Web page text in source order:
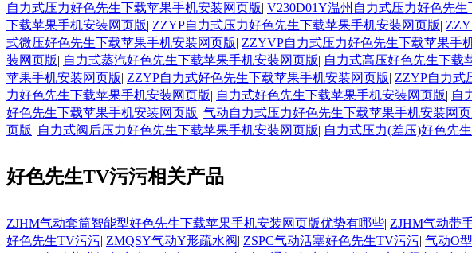
自力式压力好色先生下载苹果手机安装网页版| V230D01Y温州自力式压力好色先
下载苹果手机安装网页版| ZZYP自力式压力好色先生下载苹果手机安装网页版|
式微压好色先生下载苹果手机安装网页版| ZZYVP自力式压力好色先生下载苹果手
装网页版| 自力式蒸汽好色先生下载苹果手机安装网页版| 自力式高压好色先生下载
苹果手机安装网页版| ZZYP自力式好色先生下载苹果手机安装网页版| ZZYP自力式
力好色先生下载苹果手机安装网页版| 自力式好色先生下载苹果手机安装网页版| 自
好色先生下载苹果手机安装网页版| 气动自力式压力好色先生下载苹果手机安装网页
页版| 自力式阀后压力好色先生下载苹果手机安装网页版| 自力式压力(差压)好色先
好色先生TV污污相关产品
ZJHM气动套筒智能型好色先生下载苹果手机安装网页版优势有哪些| ZJHM气动带
好色先生TV污污| ZMQSY气动Y形疏水阀| ZSPC气动活塞好色先生TV污污| 气动O